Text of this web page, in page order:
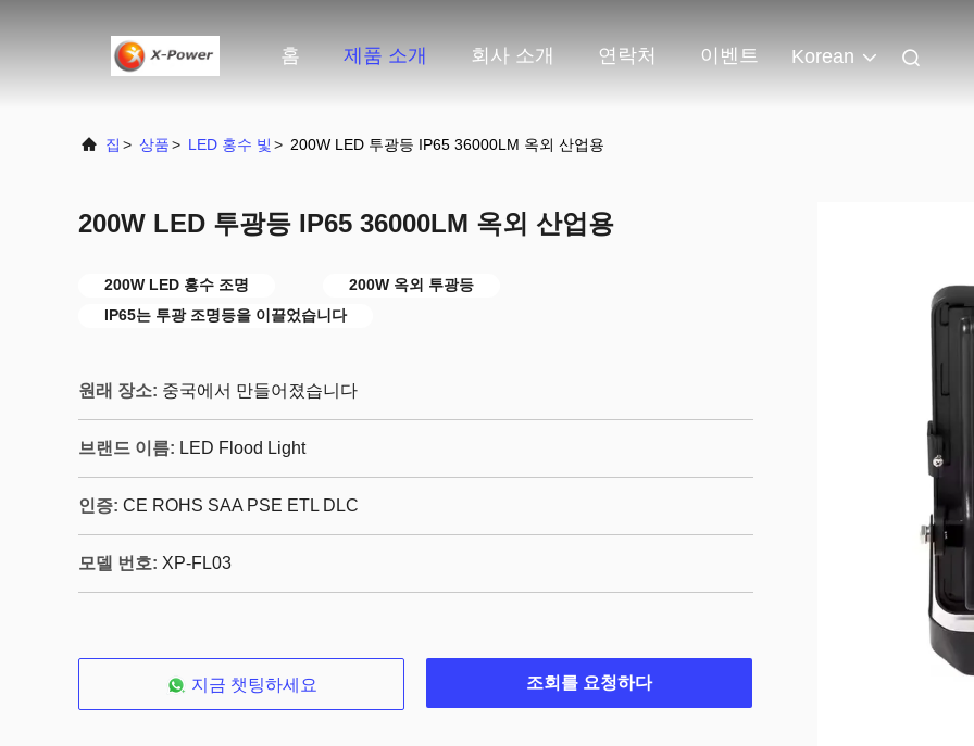
홈 제품 소개 회사 소개 연락처 이벤트 Korean
집 > 상품> LED 홍수 빛 > 200W LED 투광등 IP65 36000LM 옥외 산업용
200W LED 투광등 IP65 36000LM 옥외 산업용
200W LED 홍수 조명
200W 옥외 투광등
IP65는 투광 조명등을 이끌었습니다
원래 장소: 중국에서 만들어졌습니다
브랜드 이름: LED Flood Light
인증: CE ROHS SAA PSE ETL DLC
모델 번호: XP-FL03
지금 챗팅하세요 조회를 요청하다